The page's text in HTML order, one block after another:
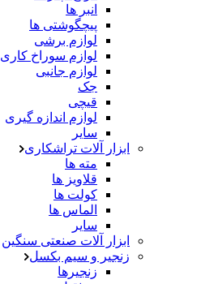
انبر ها
پیچگوشتی ها
لوازم برشی
لوازم سوراخ کاری
لوازم جانبی
جک
قیچی
لوازم اندازه گیری
سایر
ابزار آلات تراشکاری
مته ها
قلاویز ها
کولت ها
الماس ها
سایر
ابزار آلات صنعتی سنگین
زنجیر و سیم بکسل
زنجیرها